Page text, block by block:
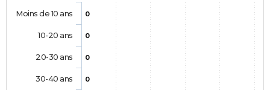
0
0
0
0
Moins de 10 ans
10-20 ans
20-30 ans
30-40 ans